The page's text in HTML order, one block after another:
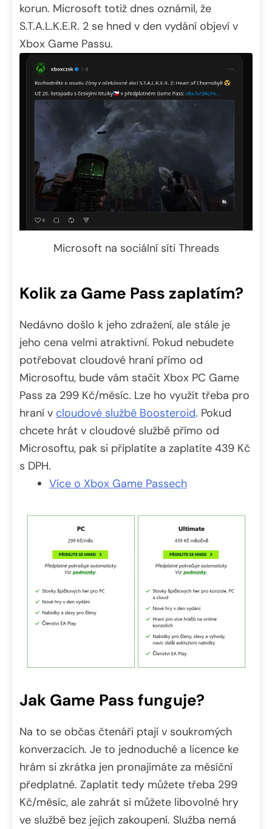
korun. Microsoft totiž dnes oznámil, že
S.T.A.L.K.E.R. 2 se hned v den vydání objeví v
Xbox Game Passu.
Microsoft na sociální síti Threads
Kolik za Game Pass zaplatím?
Nedávno došlo k jeho zdražení, ale stále je
jeho cena velmi atraktivní. Pokud nebudete
potřebovat cloudové hraní přímo od
Microsoftu, bude vám stačit Xbox PC Game
Pass za 299 Kč/měsíc. Lze ho využít třeba pro
hraní v cloudové službě Boosteroid. Pokud
chcete hrát v cloudové službě přímo od
Microsoftu, pak si připlatíte a zaplatíte 439 Kč
s DPH.
Více o Xbox Game Passech
Jak Game Pass funguje?
Na to se občas čtenáři ptají v soukromých
konverzacích. Je to jednoduché a licence ke
hrám si zkrátka jen pronajímáte za měsíční
předplatné. Zaplatit tedy můžete třeba 299
Kč/měsíc, ale zahrát si můžete libovolné hry
ve službě bez jejich zakoupení. Služba nemá